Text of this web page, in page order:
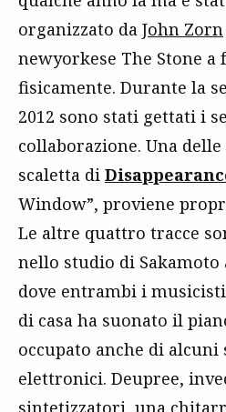
organizzato da John Zorn
newyorkese The Stone
fisicamente. Durante la
2012 sono stati gettati i
collaborazione. Una
scaletta di
Window”, proviene
Le altre quattro tracce
nello studio di Sakamoto
dove entrambi i
di casa ha suonato il
occupato anche di
elettronici. Deupree,
sintetizzatori, una